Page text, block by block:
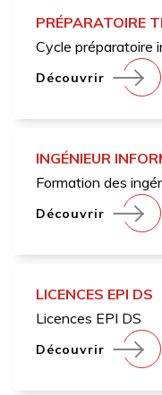
PRÉPARATOIRE
Cycle préparatoire
Découvrir
INGÉNIEUR
Formation des
Découvrir
LICENCES EPI DS
Licences EPI DS
Découvrir